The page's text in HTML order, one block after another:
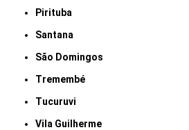
Pirituba
Santana
São Domingos
Tremembé
Tucuruvi
Vila Guilherme